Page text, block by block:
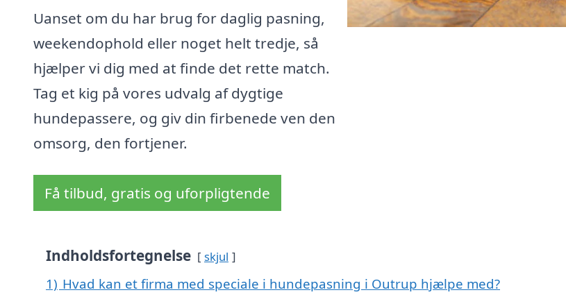
Uanset om du har brug for daglig pasning,
weekendophold eller noget helt tredje, så
hjælper vi dig med at finde det rette match.
Tag et kig på vores udvalg af dygtige
hundepassere, og giv din firbenede ven den
omsorg, den fortjener.
Få tilbud, gratis og uforpligtende
Indholdsfortegnelse skjul
1) Hvad kan et firma med speciale i hundepasning i Outrup hjælpe med?